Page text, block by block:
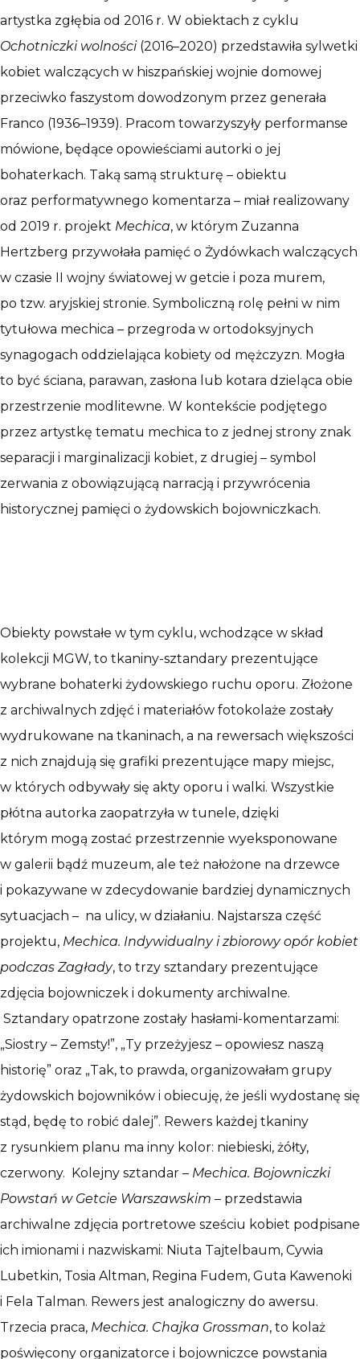
artystka zgłębia od 2016 r. W obiektach z cyklu
Ochotniczki wolności(2016–2020) przedstawiła sylwetki
kobiet walczących w hiszpańskiej wojnie domowej
przeciwko faszystom dowodzonym przez generała
Franco (1936–1939). Pracom towarzyszyły performanse
mówione, będące opowieściami autorki o jej
bohaterkach. Taką samą strukturę – obiektu
oraz performatywnego komentarza – miał realizowany
od 2019 r. projekt Mechica, w którym Zuzanna
Hertzberg przywołała pamięć o Żydówkach walczących
w czasie II wojny światowej w getcie i poza murem,
po tzw. aryjskiej stronie. Symboliczną rolę pełni w nim
tytułowa mechica – przegroda w ortodoksyjnych
synagogach oddzielająca kobiety od mężczyzn. Mogła
to być ściana, parawan, zasłona lub kotara dzieląca obie
przestrzenie modlitewne. W kontekście podjętego
przez artystkę tematu mechica to z jednej strony znak
separacji i marginalizacji kobiet, z drugiej – symbol
zerwania z obowiązującą narracją i przywrócenia
historycznej pamięci o żydowskich bojowniczkach.
Obiekty powstałe w tym cyklu, wchodzące w skład
kolekcji MGW, to tkaniny-sztandary prezentujące
wybrane bohaterki żydowskiego ruchu oporu. Złożone
z archiwalnych zdjęć i materiałów fotokolaże zostały
wydrukowane na tkaninach, a na rewersach większości
z nich znajdują się grafiki prezentujące mapy miejsc,
w których odbywały się akty oporu i walki. Wszystkie
płótna autorka zaopatrzyła w tunele, dzięki
którym mogą zostać przestrzennie wyeksponowane
w galerii bądź muzeum, ale też nałożone na drzewce
i pokazywane w zdecydowanie bardziej dynamicznych
sytuacjach – na ulicy, w działaniu. Najstarsza część
projektu, Mechica. Indywidualny i zbiorowy opór kobiet
podczas Zagłady, to trzy sztandary prezentujące
zdjęcia bojowniczek i dokumenty archiwalne.
Sztandary opatrzone zostały hasłami-komentarzami:
„Siostry – Zemsty!”, „Ty przeżyjesz – opowiesz naszą
historię” oraz „Tak, to prawda, organizowałam grupy
żydowskich bojowników i obiecuję, że jeśli wydostanę się
stąd, będę to robić dalej”. Rewers każdej tkaniny
z rysunkiem planu ma inny kolor: niebieski, żółty,
czerwony. Kolejny sztandar – Mechica. Bojowniczki
Powstań w Getcie Warszawskim – przedstawia
archiwalne zdjęcia portretowe sześciu kobiet podpisane
ich imionami i nazwiskami: Niuta Tajtelbaum, Cywia
Lubetkin, Tosia Altman, Regina Fudem, Guta Kawenoki
i Fela Talman. Rewers jest analogiczny do awersu.
Trzecia praca, Mechica. Chajka Grossman, to kolaż
poświęcony organizatorce i bojowniczce powstania